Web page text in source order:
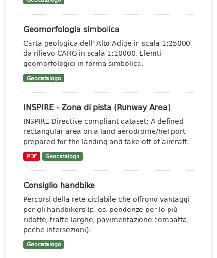
Geomorfologia simbolica
Carta geologica dell' Alto Adige in scala 1:25000
da rilievo CARG in scala 1:10000. Elemti
geomorfologici in forma simbolica.
Geocatalogo
INSPIRE - Zona di pista (Runway Area)
INSPIRE Directive compliant dataset: A defined
rectangular area on a land aerodrome/heliport
prepared for the landing and take-off of aircraft.
PDF Geocatalogo
Consiglio handbike
Percorsi della rete ciclabile che offrono vantaggi
per gli handbikers (p. es. pendenze per lo più
ridotte, tratte larghe, pavimentazione compatta,
poche intersezioni).
Geocatalogo